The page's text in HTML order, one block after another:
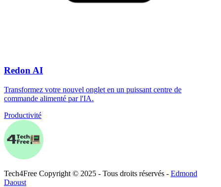
Redon AI
Transformez votre nouvel onglet en un puissant centre de
commande alimenté par l'IA.
Productivité
Tech4Free Copyright © 2025 - Tous droits réservés - Edmond
Daoust